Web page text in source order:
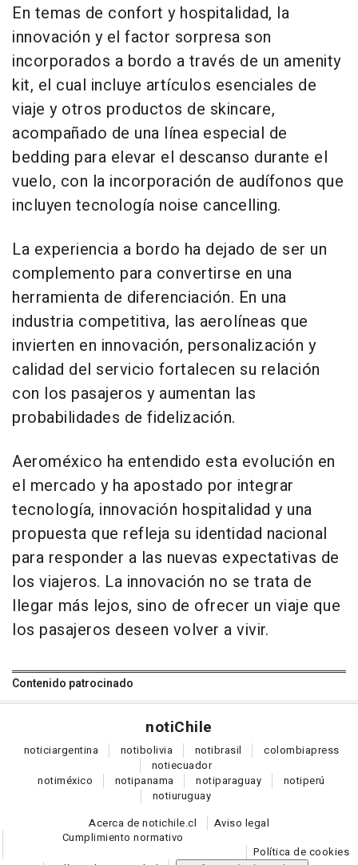
En temas de confort y hospitalidad, la
innovación y el factor sorpresa son
incorporados a bordo a través de un amenity
kit, el cual incluye artículos esenciales de
viaje y otros productos de skincare,
acompañado de una línea especial de
bedding para elevar el descanso durante el
vuelo, con la incorporación de audífonos que
incluyen tecnología noise cancelling.
La experiencia a bordo ha dejado de ser un
complemento para convertirse en una
herramienta de diferenciación. En una
industria competitiva, las aerolíneas que
invierten en innovación, personalización y
calidad del servicio fortalecen su relación
con los pasajeros y aumentan las
probabilidades de fidelización.
Aeroméxico ha entendido esta evolución en
el mercado y ha apostado por integrar
tecnología, innovación hospitalidad y una
propuesta que refleja su identidad nacional
para responder a las nuevas expectativas de
los viajeros. La innovación no se trata de
llegar más lejos, sino de ofrecer un viaje que
los pasajeros deseen volver a vivir.
Contenido patrocinado
notiChile
noticiargentina notibolivia notibrasil colombiapress
notiecuador
notiméxico notipanama notiparaguay notiperú
notiuruguay
Acerca de notichile.cl
Aviso legal
Cumplimiento normativo
Política de cookies